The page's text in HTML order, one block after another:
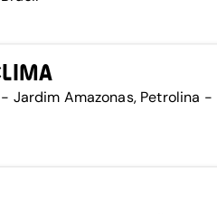
- Jardim Amazonas, Petrolina -